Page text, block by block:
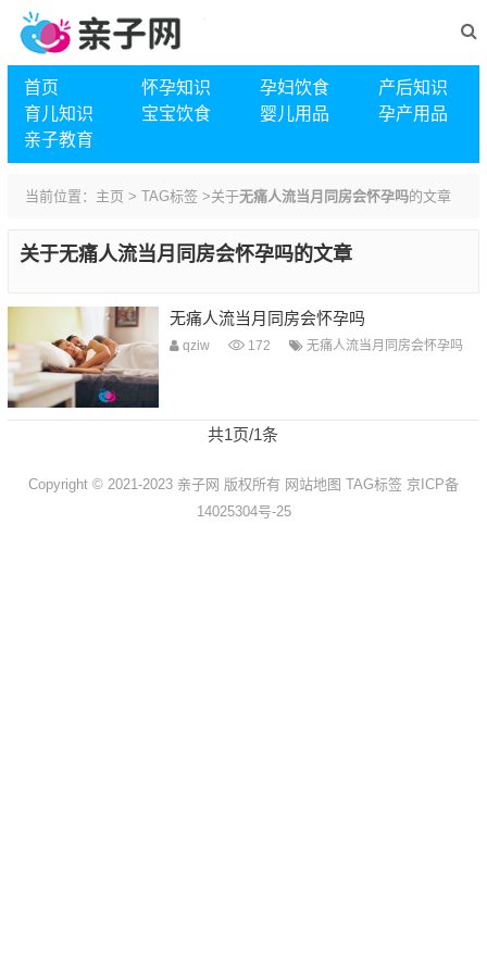
首页 怀孕知识 孕妇饮食
产后知识
育儿知识
宝宝饮食 婴儿用品
孕产用品
亲子教育
当前位置： 主页 > TAG标签 >关于无痛人流当月同房会怀孕吗的文章
关于无痛人流当月同房会怀孕吗的文章
无痛人流当月同房会怀孕吗
qziw 172 无痛人流当月同房会怀孕吗
共1页/1条
Copyright © 2021-2023 亲子网 版权所有 网站地图 TAG标签 京ICP备
14025304号-25